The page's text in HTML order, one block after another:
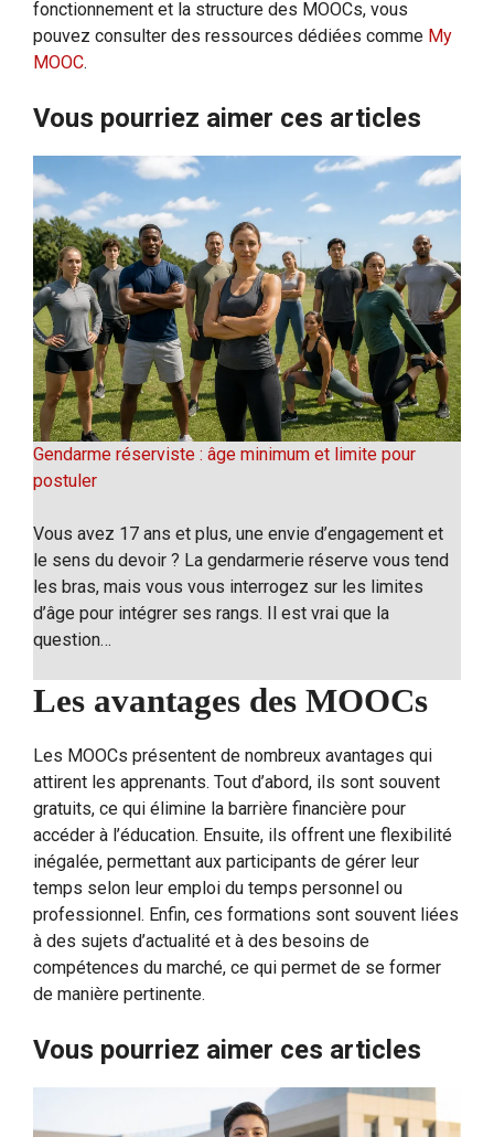
fonctionnement et la structure des MOOCs, vous
pouvez consulter des ressources dédiées comme My
MOOC.
Vous pourriez aimer ces articles
Gendarme réserviste : âge minimum et limite pour
postuler
Vous avez 17 ans et plus, une envie d’engagement et
le sens du devoir ? La gendarmerie réserve vous tend
les bras, mais vous vous interrogez sur les limites
d’âge pour intégrer ses rangs. Il est vrai que la
question…
Les avantages des MOOCs
Les MOOCs présentent de nombreux avantages qui
attirent les apprenants. Tout d’abord, ils sont souvent
gratuits, ce qui élimine la barrière financière pour
accéder à l’éducation. Ensuite, ils offrent une flexibilité
inégalée, permettant aux participants de gérer leur
temps selon leur emploi du temps personnel ou
professionnel. Enfin, ces formations sont souvent liées
à des sujets d’actualité et à des besoins de
compétences du marché, ce qui permet de se former
de manière pertinente.
Vous pourriez aimer ces articles